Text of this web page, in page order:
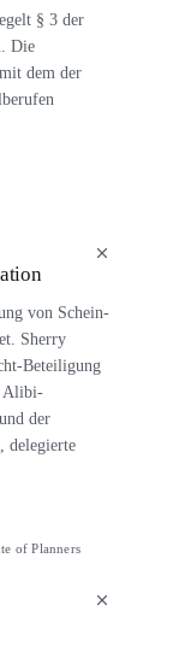
§ 3 der
Die
dem der
von Schein-
Sherry
Beteiligung
Alibi-
der
delegierte
of Planners